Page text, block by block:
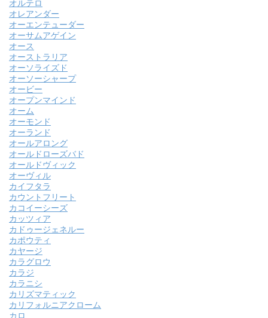
オルテロ
オレアンダー
オーエンテューダー
オーサムアゲイン
オース
オーストラリア
オーソライズド
オーソーシャープ
オービー
オープンマインド
オーム
オーモンド
オーランド
オールアロング
オールドローズバド
オールドヴィック
オーヴィル
カイフタラ
カウントフリート
カコイーシーズ
カッツィア
カドゥージェネルー
カポウティ
カヤージ
カラグロウ
カラジ
カラニシ
カリズマティック
カリフォルニアクローム
カロ